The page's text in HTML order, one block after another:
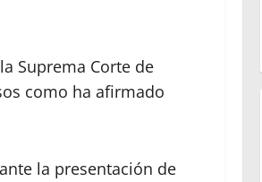
Suprema Corte de
como ha afirmado
la presentación de